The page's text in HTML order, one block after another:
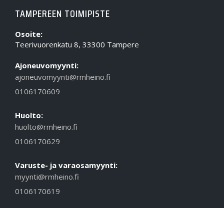
TAMPEREEN TOIMIPISTE
Osoite:
Teerivuorenkatu 8, 33300 Tampere
Ajoneuvomyynti:
ajoneuvomyynti@rmheino.fi
0106170609
Huolto:
huolto@rmheino.fi
0106170629
Varuste- ja varaosamyynti:
myynti@rmheino.fi
0106170619